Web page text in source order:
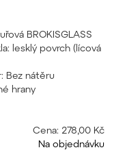
BROKISGLASS
lesklý povrch (lícová
Bez nátěru
hrany
Cena: 278,00 Kč
Na objednávku